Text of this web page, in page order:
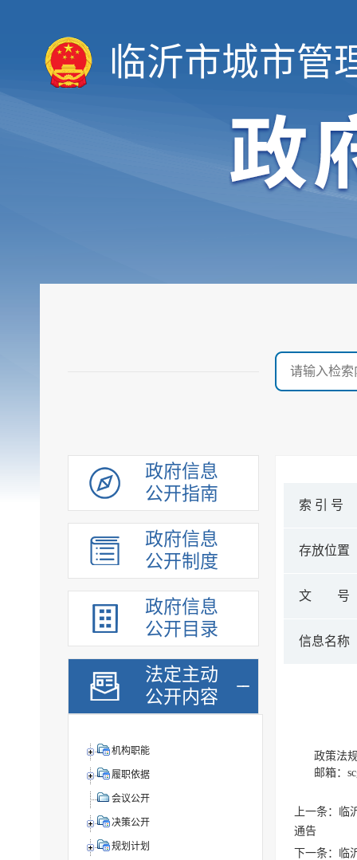
临沂市城市管
政府信息
公开指南
政府信息
公开制度
政府信息
公开目录
法定主动
公开内容
机构职能
履职依据
会议公开
决策公开
规划计划
索 引 号
存放位置
文 号
信息名称
政策法
邮箱：
上一条：
通告
下一条：